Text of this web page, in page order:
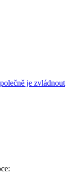
je zvládnout